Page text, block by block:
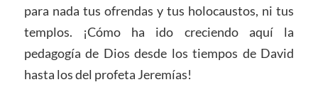
para nada tus ofrendas y tus holocaustos, ni tus
templos. ¡Cómo ha ido creciendo aquí la
pedagogía de Dios desde los tiempos de David
hasta los del profeta Jeremías!